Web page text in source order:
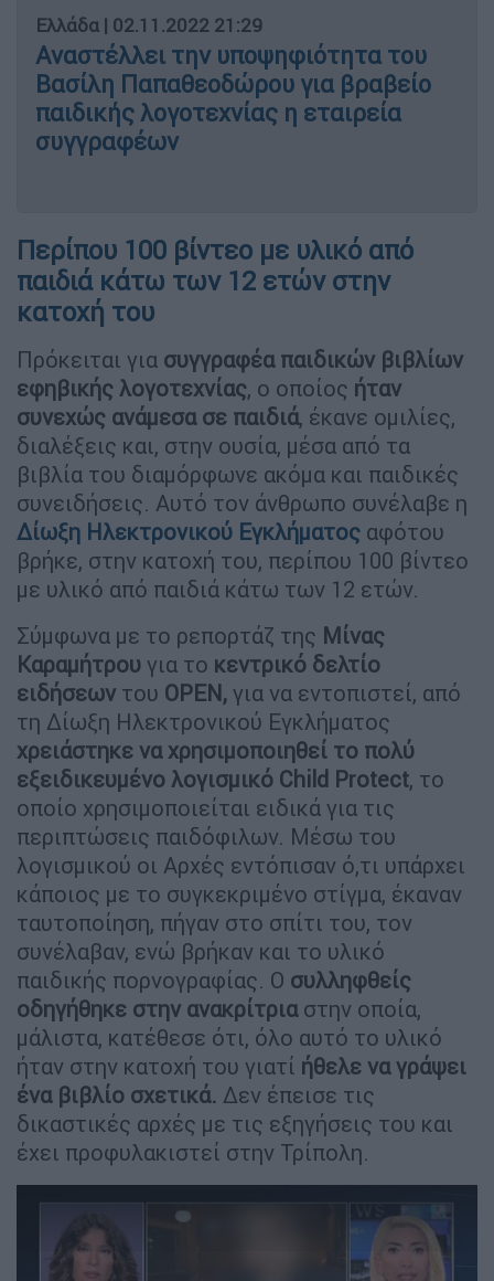
Ελλάδα | 02.11.2022 21:29
Αναστέλλει την υποψηφιότητα του
Βασίλη Παπαθεοδώρου για βραβείο
παιδικής λογοτεχνίας η εταιρεία
συγγραφέων
Περίπου 100 βίντεο με υλικό από
παιδιά κάτω των 12 ετών στην
κατοχή του
Πρόκειται για συγγραφέα παιδικών βιβλίων
εφηβικής λογοτεχνίας, ο οποίος ήταν
συνεχώς ανάμεσα σε παιδιά, έκανε ομιλίες,
διαλέξεις και, στην ουσία, μέσα από τα
βιβλία του διαμόρφωνε ακόμα και παιδικές
συνειδήσεις. Αυτό τον άνθρωπο συνέλαβε η
Δίωξη Ηλεκτρονικού Εγκλήματος αφότου
βρήκε, στην κατοχή του, περίπου 100 βίντεο
με υλικό από παιδιά κάτω των 12 ετών.
Σύμφωνα με το ρεπορτάζ της Μίνας
Καραμήτρου για το κεντρικό δελτίο
ειδήσεων του OPEN, για να εντοπιστεί, από
τη Δίωξη Ηλεκτρονικού Εγκλήματος
χρειάστηκε να χρησιμοποιηθεί το πολύ
εξειδικευμένο λογισμικό Child Protect, το
οποίο χρησιμοποιείται ειδικά για τις
περιπτώσεις παιδόφιλων. Μέσω του
λογισμικού οι Αρχές εντόπισαν ό,τι υπάρχει
κάποιος με το συγκεκριμένο στίγμα, έκαναν
ταυτοποίηση, πήγαν στο σπίτι του, τον
συνέλαβαν, ενώ βρήκαν και το υλικό
παιδικής πορνογραφίας. Ο συλληφθείς
οδηγήθηκε στην ανακρίτριαστην οποία,
μάλιστα, κατέθεσε ότι, όλο αυτό το υλικό
ήταν στην κατοχή του γιατί ήθελε να γράψει
ένα βιβλίο σχετικά. Δεν έπεισε τις
δικαστικές αρχές με τις εξηγήσεις του και
έχει προφυλακιστεί στην Τρίπολη.